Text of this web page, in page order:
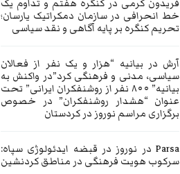
فریدون کرمی در کنگره هفتم و تداوم یک
خط انحرافی در سازمان دمکراتیک یارسان؛
تحریم کنگره بر پایه آگاهی و نقد سیاسی
آرش در بیانیه “هزار و یک نفر از فعالان
سیاسی، مدنی و فرهنگی کرد”در واکنش به
بیانیه” ۸۰۰ نفر از روشنفکران ایرانی” تحت
عنوان “هشدار روشنفکران” در خصوص
برگزاری مراسم نوروز در کردستان
Parsaدر نوروز در قبضه ایدئولوژی سپاه:
سرکوب هویت فرهنگی در مناطق کردنشین